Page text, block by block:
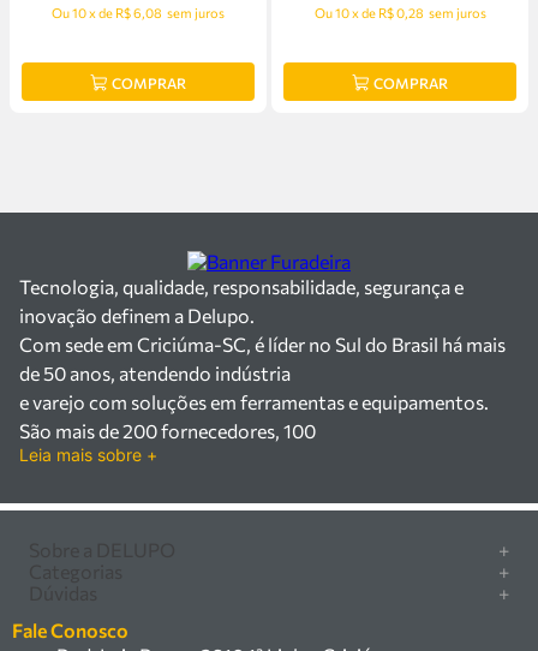
Ou10xde R$ 6,08 sem juros
COMPRAR
Ou10xde R$ 0,28 sem juros
COMPRAR
Tecnologia, qualidade, responsabilidade, segurança e
inovação definem a Delupo.
Com sede em Criciúma-SC, é líder no Sul do Brasil há mais
de 50 anos, atendendo indústria
e varejo com soluções em ferramentas e equipamentos.
São mais de 200 fornecedores, 100
mil itens à pronta entrega e uma equipe qualificada em
Há mais de 50 anos no mercado, a Delupo é referência em
setores industrial e varejista com um amplo portfólio de
Leia mais sobre +
+
Marcas
+
Serra circular
+
Como comprar
Fale Conosco